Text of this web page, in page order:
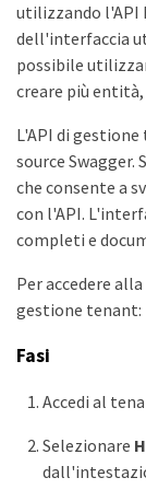
utilizzando l'API
dell'interfaccia
possibile
creare più
L'API di
source
che consente a
con l'API.
completi e
Per accedere
gestione tenant:
Fasi
Accedi al
Selezionare